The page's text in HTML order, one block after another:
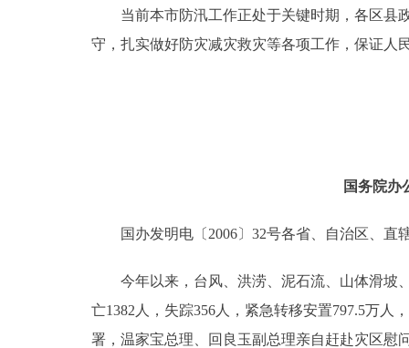
走进北京
当前本市防汛工作正处于关键时期，各区县政
守，扎实做好防灾减灾救灾等各项工作，保证人
国务院办
国办发明电〔2006〕32号各省、自治区、直
今年以来，台风、洪涝、泥石流、山体滑坡、
亡1382人，失踪356人，紧急转移安置797.5万
署，温家宝总理、回良玉副总理亲自赶赴灾区慰